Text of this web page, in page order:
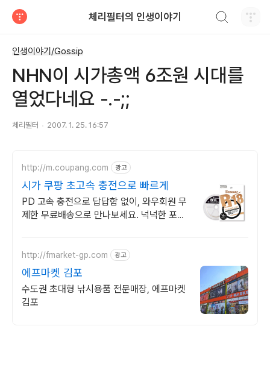
체리필터의 인생이야기
인생이야기/Gossip
NHN이 시가총액 6조원 시대를
열었다네요 -.-;;
체리필터 2007. 1. 25. 16:57
http://m.coupang.com 광고
시가 쿠팡 초고속 충전으로 빠르게
PD 고속 충전으로 답답함 없이, 와우회원 무
제한 무료배송으로 만나보세요. 넉넉한 포트
http://fmarket-gp.com 광고
에프마켓 김포
수도권 초대형 낚시용품 전문매장, 에프마켓
김포